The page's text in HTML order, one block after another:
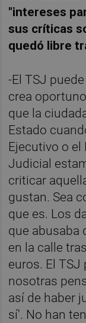
"intereses
sus críticas
quedó libre
-El TSJ
crea
que la
Estado
Ejecutivo o el
Judicial
criticar
gustan. Sea
que es. Los
que abusaba
en la calle
euros. El TSJ
nosotras
así de haber
sí'. No han